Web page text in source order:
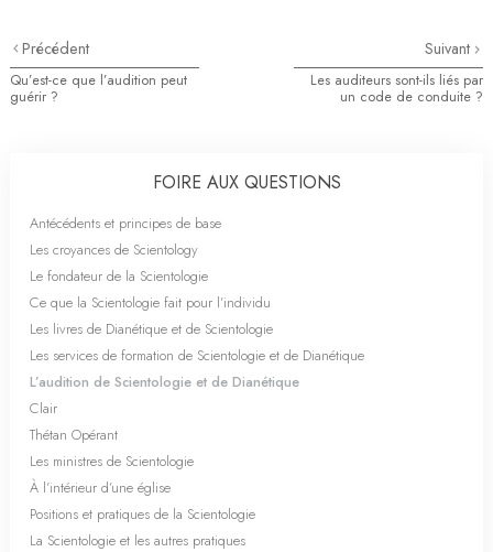
Précédent
Qu’est-ce que l’audition peut
guérir ?
Suivant
Les auditeurs sont-ils liés par
un code de conduite ?
FOIRE AUX QUESTIONS
Antécédents et principes de base
Les croyances de Scientology
Le fondateur de la Scientologie
Ce que la Scientologie fait pour l’individu
Les livres de Dianétique et de Scientologie
Les services de formation de Scientologie et de Dianétique
L’audition de Scientologie et de Dianétique
Clair
Thétan Opérant
Les ministres de Scientologie
À l’intérieur d’une église
Positions et pratiques de la Scientologie
La Scientologie et les autres pratiques